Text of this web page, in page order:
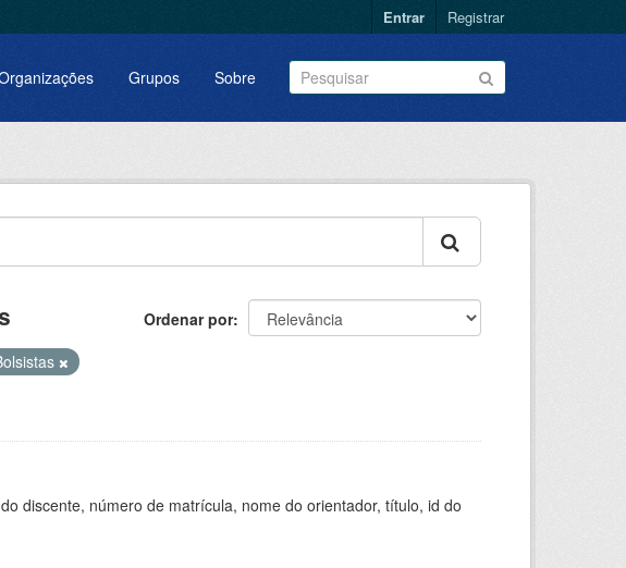
Entrar Registrar
Grupos Sobre
Ordenar por
discente, número de matrícula, nome do orientador, título, id do